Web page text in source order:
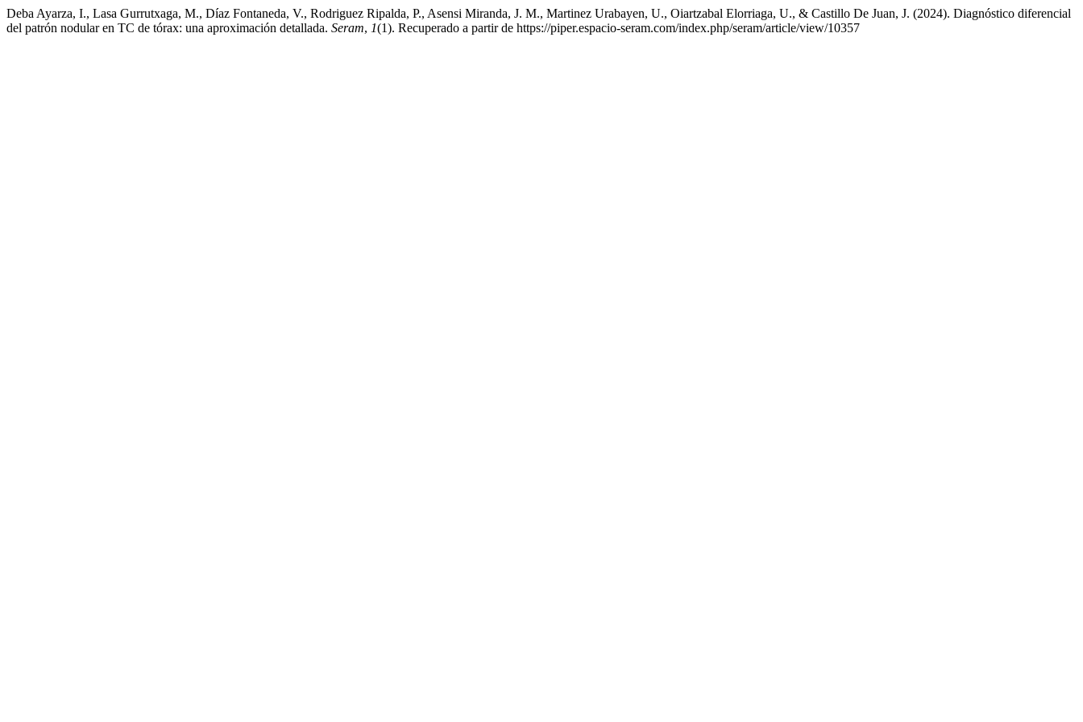
Deba Ayarza, I., Lasa Gurrutxaga, M., Díaz Fontaneda, V., Rodriguez Ripalda, P., Asensi Miranda, J. M., Martinez Urabayen, U., Oiartzabal Elorriaga, U., & Castillo De Juan, J. (2024). Diagnóstico diferencial
del patrón nodular en TC de tórax: una aproximación detallada. Seram, 1(1). Recuperado a partir de https://piper.espacio-seram.com/index.php/seram/article/view/10357